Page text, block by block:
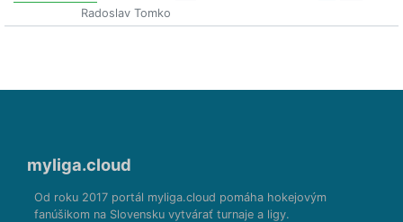
Radoslav Tomko
myliga.cloud
Od roku 2017 portál myliga.cloud pomáha hokejovým
fanúšikom na Slovensku vytvárať turnaje a ligy.